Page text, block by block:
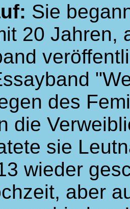
Sie
20 Jahren,
des
die
sie
wieder
aber